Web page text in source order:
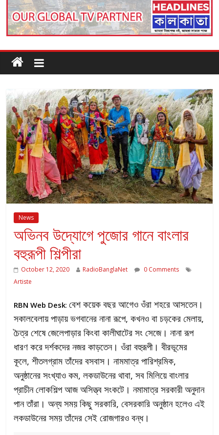
News
অভিনব উদ্যোগে পুজোর গানে বাংলার
বহুরূপী শিল্পীরা
October 12, 2020 RadioBanglaNet
0 Comments
Artiste
RBN Web Desk:বেশ কয়েক বছর আগেও ওঁরা শহরে আসতেন।
সকালবেলায় পাড়ায় ভগবানের নানা রূপে, কখনও বা চড়কের মেলায়,
চৈত্র শেষে জেলেপাড়ার কিংবা কালীঘাটের সং সেজে। নানা রূপ
ধারণ করে দর্শকদের নজর কাড়তেন। ওঁরা বহুরূপী। বীরভূমের
কূলে, শীতলগ্রাম তাঁদের বসবাস। নামমাত্র পারিশ্রমিক,
অনুষ্ঠানের সংখ্যাও কম, লকডাউনের থাবা, সব মিলিয়ে বাংলার
প্রাচীন লোকশিল্প আজ অসিত্ত্ব সংকটে। নমামাত্র সরকারী অনুদান
পান তাঁরা। অন্য সময় কিছু সরকারি, বেসরকারি অনুষ্ঠান হলেও এই
লকডাউনের সময় তাঁদের সেই রোজগারও বন্ধ।